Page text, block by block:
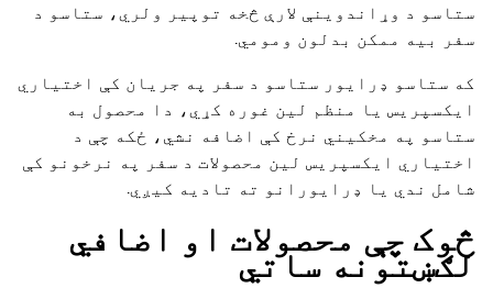
ستاسو د وړاندوینې لارې څخه توپیر ولري، ستاسو د
سفر بیه ممکن بدلون ومومي.
که ستاسو ډرایور ستاسو د سفر په جریان کې اختیاري
ایکسپریس یا منظم لین غوره کړي، دا محصول به
ستاسو په مخکیني نرخ کې اضافه نشي، ځکه چې د
اختیاري ایکسپریس لین محصولات د سفر په نرخونو کې
شامل ندي یا ډرایورانو ته تادیه کیږي.
څوک چې محصولات او اضافي
لګښتونه ساتي